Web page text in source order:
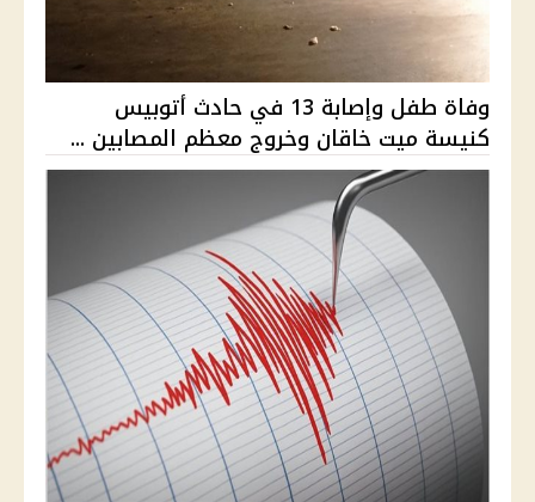
وفاة طفل وإصابة 13 في حادث أتوبيس
كنيسة ميت خاقان وخروج معظم المصابين ...